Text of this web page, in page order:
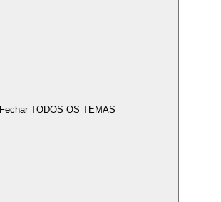
Fechar TODOS OS TEMAS